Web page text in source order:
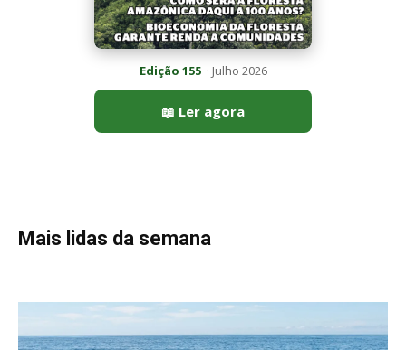
Peixe-lua emerge horizontalmente na superfície oceânica para
permitir que aves marinhas removam ectoparasitas